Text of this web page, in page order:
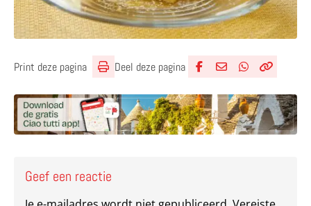
Print deze pagina Deel deze pagina
Geef een reactie